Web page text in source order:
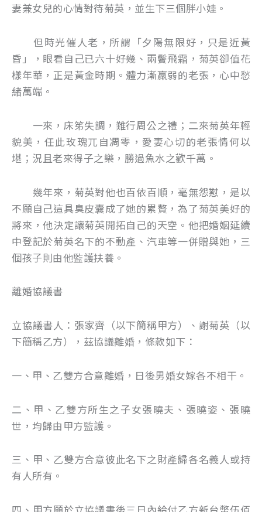
妻兼女兒的心情對待菊英，並生下三個胖小娃。
但時光催人老，所謂「夕陽無限好，只是近黃
昏」，眼看自己已六十好幾、兩鬢飛霜，菊英卻值花
樣年華，正是黃金時期。體力漸羸弱的老張，心中愁
緒萬端。
一來，床笫失調，難行周公之禮；二來菊英年輕
貌美，任此玫瑰兀自凋零，愛妻心切的老張情何以
堪；況且老來得子之樂，勝過魚水之歡千萬。
幾年來，菊英對他也百依百順，毫無怨懟，是以
不願自己這具臭皮囊成了她的累贅，為了菊英美好的
將來，他決定讓菊英開拓自己的天空。他把婚姻延續
中登記於菊英名下的不動產、汽車等一併贈與她，三
個孩子則由他監護扶養。
離婚協議書
立協議書人：張家齊（以下簡稱甲方）、謝菊英（以
下簡稱乙方），茲協議離婚，條款如下：
一、甲、乙雙方合意離婚，日後男婚女嫁各不相干。
二、甲、乙雙方所生之子女張曉夫、張曉姿、張曉
世，均歸由甲方監護。
三、甲、乙雙方合意彼此名下之財產歸各名義人或持
有人所有。